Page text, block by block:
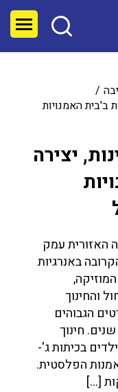
ב'בית האמנויות
יצירה
האזורית עמק
באנרגיות
והחינוך
הגבוהים
חינוך
בכיתות ג'-
הפלסטית.
[…]